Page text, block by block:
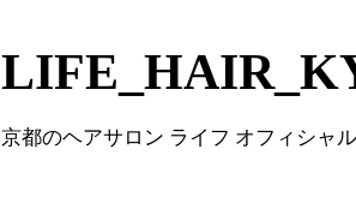
京都のヘアサロン ライフ オフィシャ